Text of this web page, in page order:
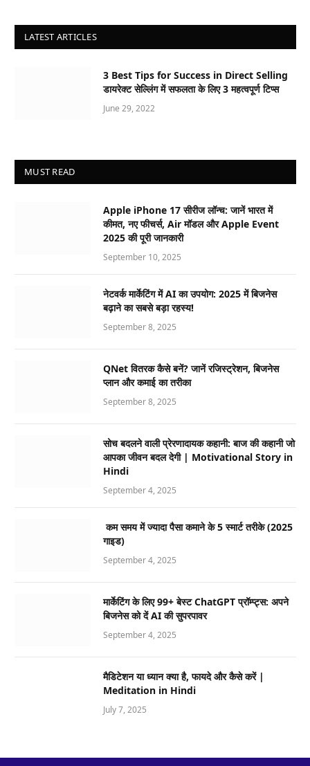
LATEST ARTICLES
3 Best Tips for Success in Direct Selling
डायरेक्ट सेल्लिंग में सफलता के लिए 3 महत्वपूर्ण टिप्स
June 29, 2022
MUST READ
Apple iPhone 17 सीरीज लॉन्च: जानें भारत में
कीमत, नए फीचर्स, Air मॉडल और Apple Event
2025 की पूरी जानकारी
September 10, 2025
नेटवर्क मार्केटिंग में AI का उपयोग: 2025 में बिजनेस
बढ़ाने का सबसे बड़ा रहस्य!
September 8, 2025
QNet वितरक कैसे बनें? जानें रजिस्ट्रेशन, बिजनेस
प्लान और कमाई का तरीका
September 8, 2025
सोच बदलने वाली प्रेरणादायक कहानी: बाज की कहानी जो
आपका जीवन बदल देगी | Motivational Story in
Hindi
September 4, 2025
कम समय में ज्यादा पैसा कमाने के 5 स्मार्ट तरीके (2025
गाइड)
September 4, 2025
मार्केटिंग के लिए 99+ बेस्ट ChatGPT प्रॉम्प्ट्स: अपने
बिजनेस को दें AI की सुपरपावर
September 4, 2025
मैडिटेशन या ध्यान क्या है, फायदे और कैसे करें |
Meditation in Hindi
July 7, 2025